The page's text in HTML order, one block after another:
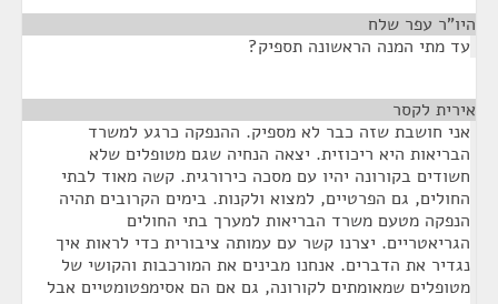
היו"ר עפר שלח
עד מתי המנה הראשונה תספיק?
אירית לקסר
אני חושבת שזה כבר לא מספיק. ההנפקה כרגע למשרד
הבריאות היא ריכוזית. יצאה הנחיה שגם מטופלים שלא
חשודים בקורונה יהיו עם מסכה כירורגית. קשה מאוד לבתי
החולים, גם הפרטיים, למצוא ולקנות. בימים הקרובים תהיה
הנפקה מטעם משרד הבריאות למערך בתי החולים
הגריאטריים. יצרנו קשר עם עמותה ציבורית כדי לראות איך
נגדיר את הדברים. אנחנו מבינים את המורכבות והקושי של
מטופלים שמאומתים לקורונה, גם אם הם אסימפטומטיים אבל